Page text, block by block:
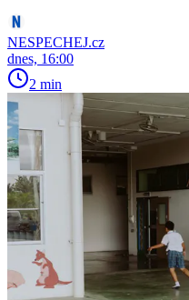
NESPECHEJ.cz
dnes, 16:00
2 min